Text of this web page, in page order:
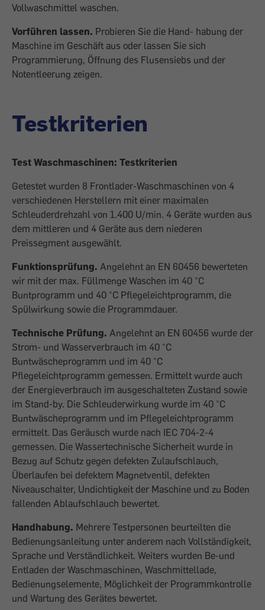
Vollwaschmittel waschen.
Vorführen lassen. Probieren Sie die Hand- habung der
Maschine im Geschäft aus oder lassen Sie sich
Programmierung, Öffnung des Flusensiebs und der
Notentleerung zeigen.
Testkriterien
Test Waschmaschinen: Testkriterien
Getestet wurden 8 Frontlader-Waschmaschinen von 4
verschiedenen Herstellern mit einer maximalen
Schleuderdrehzahl von 1.400 U/min. 4 Geräte wurden aus
dem mittleren und 4 Geräte aus dem niederen
Preissegment ausgewählt.
Funktionsprüfung. Angelehnt an EN 60456 bewerteten
wir mit der max. Füllmenge Waschen im 40 °C
Buntprogramm und 40 °C Pflegeleichtprogramm, die
Spülwirkung sowie die Programmdauer.
Technische Prüfung. Angelehnt an EN 60456 wurde der
Strom- und Wasserverbrauch im 40 °C
Buntwäscheprogramm und im 40 °C
Pflegeleichtprogramm gemessen. Ermittelt wurde auch
der Energieverbrauch im ausgeschalteten Zustand sowie
im Stand-by. Die Schleuderwirkung wurde im 40 °C
Buntwäscheprogramm und im Pflegeleichtprogramm
ermittelt. Das Geräusch wurde nach IEC 704-2-4
gemessen. Die Wassertechnische Sicherheit wurde in
Bezug auf Schutz gegen defekten Zulaufschlauch,
Überlaufen bei defektem Magnetventil, defekten
Niveauschalter, Undichtigkeit der Maschine und zu Boden
fallenden Ablaufschlauch bewertet.
Handhabung. Mehrere Testpersonen beurteilten die
Bedienungsanleitung unter anderem nach Vollständigkeit,
Sprache und Verständlichkeit. Weiters wurden Be-und
Entladen der Waschmaschinen, Waschmittellade,
Bedienungselemente, Möglichkeit der Programmkontrolle
und Wartung des Gerätes bewertet.